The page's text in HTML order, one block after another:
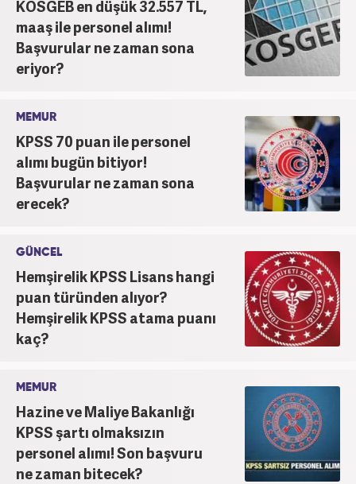
KOSGEB en düşük 32.557 TL,
maaş ile personel alımı!
Başvurular ne zaman sona
eriyor?
MEMUR
KPSS 70 puan ile personel
alımı bugün bitiyor!
Başvurular ne zaman sona
erecek?
GÜNCEL
Hemşirelik KPSS Lisans hangi
puan türünden alıyor?
Hemşirelik KPSS atama puanı
kaç?
MEMUR
Hazine ve Maliye Bakanlığı
KPSS şartı olmaksızın
personel alımı! Son başvuru
ne zaman bitecek?